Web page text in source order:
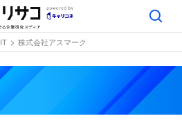
株式会社アスマーク